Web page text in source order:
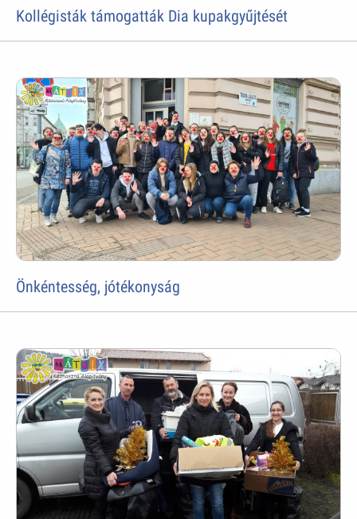
Kollégisták támogatták Dia kupakgyűjtését
Önkéntesség, jótékonyság